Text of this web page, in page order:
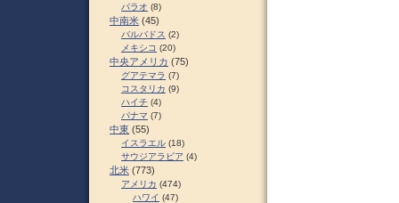
パラオ (8)
中南米 (45)
バルバドス (2)
メキシコ (20)
中央アメリカ (75)
グアテマラ (7)
コスタリカ (9)
ハイチ (4)
パナマ (7)
中東 (55)
イスラエル (18)
サウジアラビア (4)
北米 (773)
アメリカ (474)
ハワイ (47)